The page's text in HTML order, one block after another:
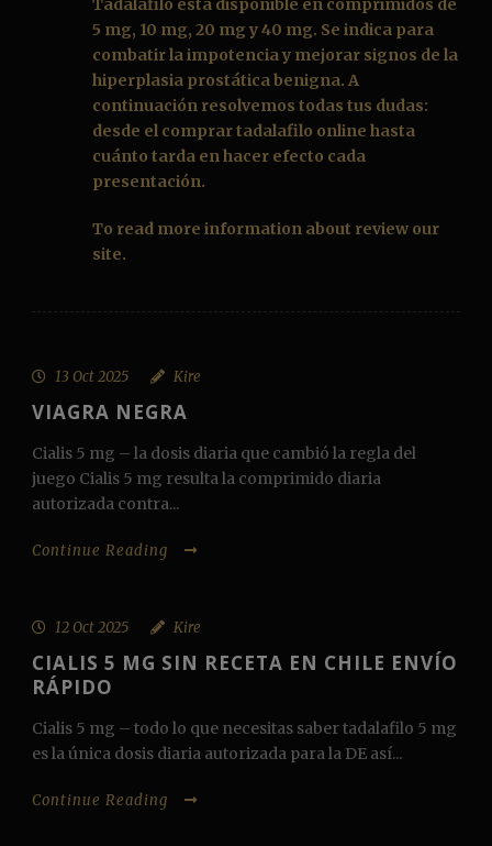
Tadalafilo está disponible en comprimidos de
5 mg, 10 mg, 20 mg y 40 mg. Se indica para
combatir la impotencia y mejorar signos de la
hiperplasia prostática benigna. A
continuación resolvemos todas tus dudas:
desde el comprar tadalafilo online hasta
cuánto tarda en hacer efecto cada
presentación.
To read more information about review our
site.
13 Oct 2025 Kire
VIAGRA NEGRA
Cialis 5 mg – la dosis diaria que cambió la regla del
juego Cialis 5 mg resulta la comprimido diaria
autorizada contra...
Continue Reading
12 Oct 2025 Kire
CIALIS 5 MG SIN RECETA EN CHILE ENVÍO
RÁPIDO
Cialis 5 mg – todo lo que necesitas saber tadalafilo 5 mg
es la única dosis diaria autorizada para la DE así...
Continue Reading